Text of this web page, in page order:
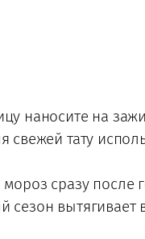
наносите на
тату
сразу после
сезон вытягивает